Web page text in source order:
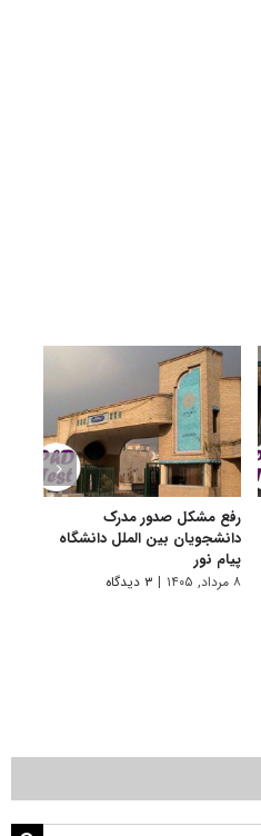
رفع مشکل صدور مدرک
دانشجویان بین الملل دانشگاه
پیام نور
۸ مرداد, ۱۴۰۵ | ۳ دیدگاه